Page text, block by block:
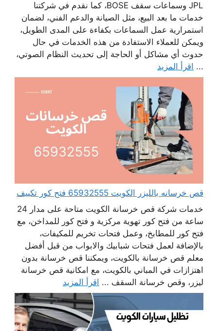
JPL وسماعات سقف BOSE، كما نقدم في شركتنا
خدمات ما بعد البيع، مثل الصيانة والدعم الفني، لضمان
استمرارية عمل السماعات بكفاءة على المدى الطويل،
ويمكن للعملاء الاستفادة من هذه الخدمات في حال
حدوث أي مشاكل أو الحاجة إلى تحديث النظام الصوتي،
... اقرأ المزيد
قص خرسانه بالليزر الكويت 65932555 فتح كور تكييف
خدمات شركة قص خرسانة الكويت متاحة على مدار 24
ساعة من فتح كور تهوية مركزية و فتح كور للمداخن، مع
فتح كور للمطابخ، وعمل فتحات تخريم للمكيفات،
بالإضافة لعمل فتحات شبابيك والابواب من قبل أفضل
معلم قص خرسانة بالكويت، ويمكننا قص خرسانة بدون
اهتزازات في المباني بالكويت، مع امكانية قص خرسانة
ليزر، وقص خرسانة السقف ... اقرأ المزيد